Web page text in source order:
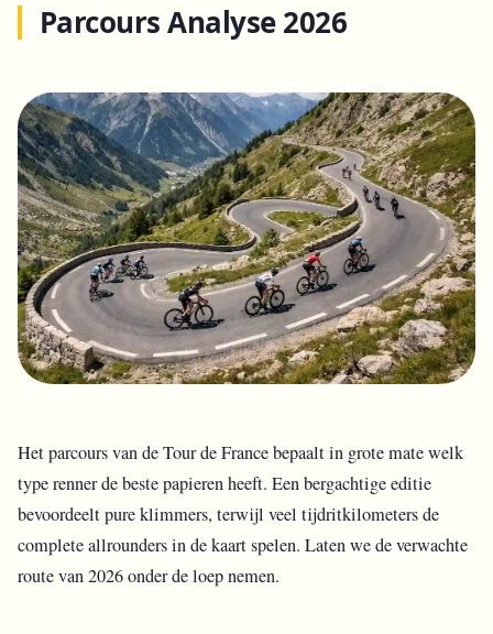
Parcours Analyse 2026
Het parcours van de Tour de France bepaalt in grote mate welk
type renner de beste papieren heeft. Een bergachtige editie
bevoordeelt pure klimmers, terwijl veel tijdritkilometers de
complete allrounders in de kaart spelen. Laten we de verwachte
route van 2026 onder de loep nemen.